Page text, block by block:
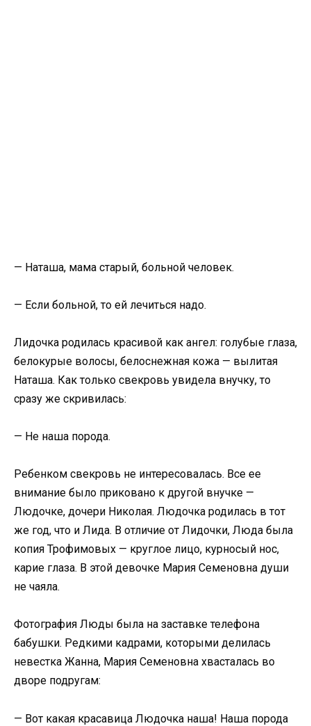
— Наташа, мама старый, больной человек.
— Если больной, то ей лечиться надо.
Лидочка родилась красивой как ангел: голубые глаза,
белокурые волосы, белоснежная кожа — вылитая
Наташа. Как только свекровь увидела внучку, то
сразу же скривилась:
— Не наша порода.
Ребенком свекровь не интересовалась. Все ее
внимание было приковано к другой внучке —
Людочке, дочери Николая. Людочка родилась в тот
же год, что и Лида. В отличие от Лидочки, Люда была
копия Трофимовых — круглое лицо, курносый нос,
карие глаза. В этой девочке Мария Семеновна души
не чаяла.
Фотография Люды была на заставке телефона
бабушки. Редкими кадрами, которыми делилась
невестка Жанна, Мария Семеновна хвасталась во
дворе подругам:
— Вот какая красавица Людочка наша! Наша порода